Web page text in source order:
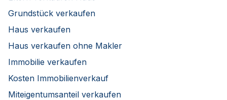
Grundstück verkaufen
Haus verkaufen
Haus verkaufen ohne Makler
Immobilie verkaufen
Kosten Immobilienverkauf
Miteigentumsanteil verkaufen